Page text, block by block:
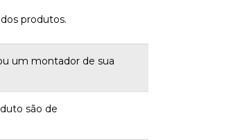
produtos.
um montador de sua
são de